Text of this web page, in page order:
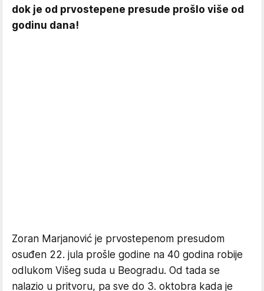
dok je od prvostepene presude prošlo više od
godinu dana!
Zoran Marjanović je prvostepenom presudom
osuđen 22. jula prošle godine na 40 godina robije
odlukom Višeg suda u Beogradu. Od tada se
nalazio u pritvoru, pa sve do 3. oktobra kada je